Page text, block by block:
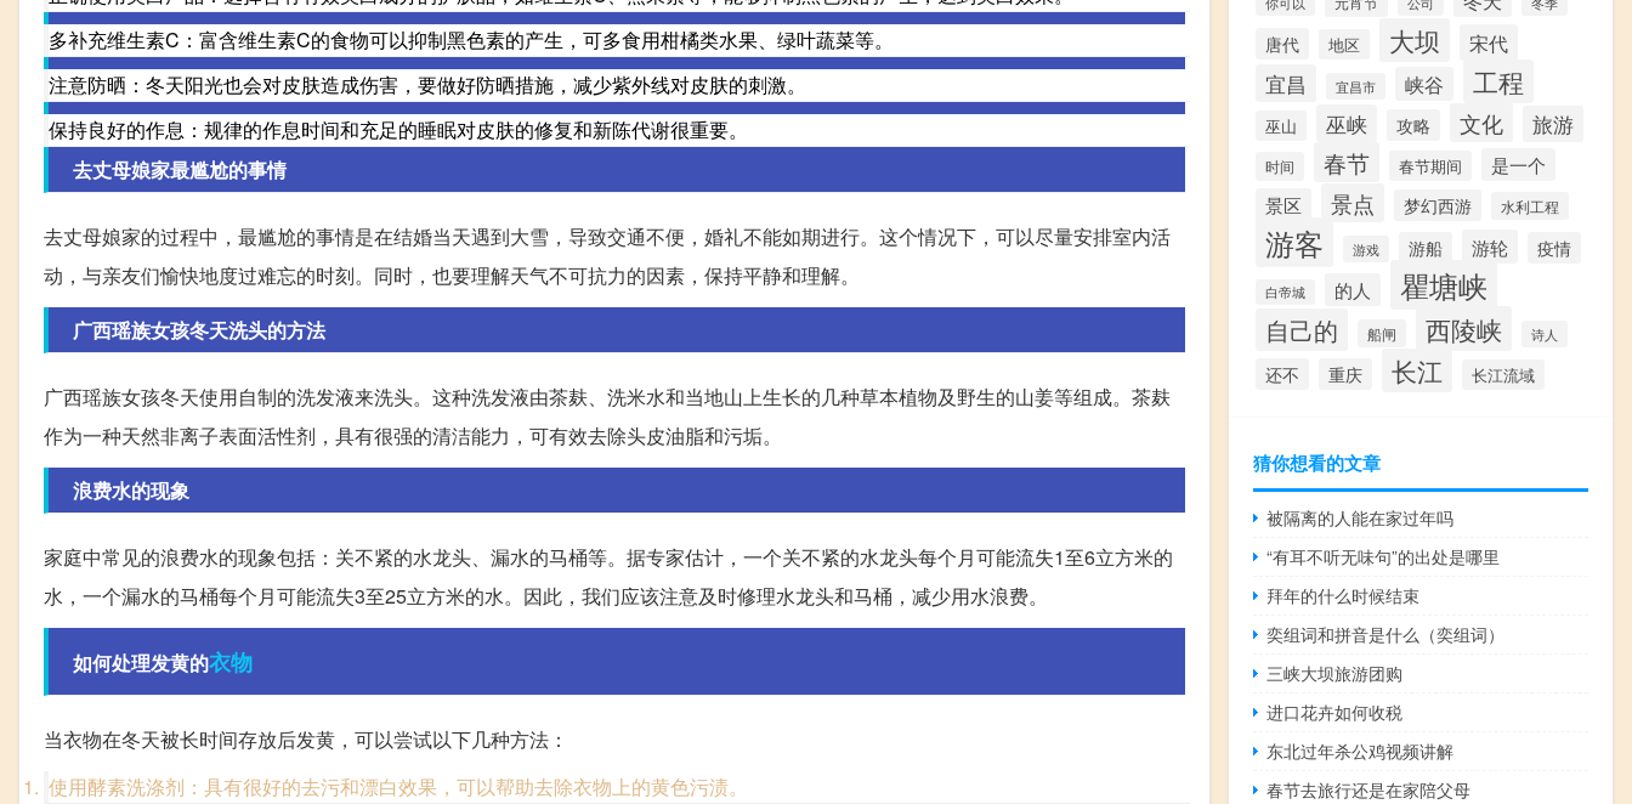
多补充维生素C：富含维生素C的食物可以抑制黑色素的产生，可多食用柑橘类水果、绿叶蔬菜等。
注意防晒：冬天阳光也会对皮肤造成伤害，要做好防晒措施，减少紫外线对皮肤的刺激。
保持良好的作息：规律的作息时间和充足的睡眠对皮肤的修复和新陈代谢很重要。
去丈母娘家最尴尬的事情
去丈母娘家的过程中，最尴尬的事情是在结婚当天遇到大雪，导致交通不便，婚礼不能如期进行。这个情况下，可以尽量安排室内活
动，与亲友们愉快地度过难忘的时刻。同时，也要理解天气不可抗力的因素，保持平静和理解。
广西瑶族女孩冬天洗头的方法
广西瑶族女孩冬天使用自制的洗发液来洗头。这种洗发液由茶麸、洗米水和当地山上生长的几种草本植物及野生的山姜等组成。茶麸
作为一种天然非离子表面活性剂，具有很强的清洁能力，可有效去除头皮油脂和污垢。
浪费水的现象
家庭中常见的浪费水的现象包括：关不紧的水龙头、漏水的马桶等。据专家估计，一个关不紧的水龙头每个月可能流失1至6立方米的
水，一个漏水的马桶每个月可能流失3至25立方米的水。因此，我们应该注意及时修理水龙头和马桶，减少用水浪费。
如何处理发黄的衣物
当衣物在冬天被长时间存放后发黄，可以尝试以下几种方法：
使用酵素洗涤剂：具有很好的去污和漂白效果，可以帮助去除衣物上的黄色污渍。
唐代 地区 大坝 宋代
宜昌 宜昌市 峡谷 工程
巫山 巫峡 攻略 文化 旅游
时间 春节 春节期间
是一个
景区
景点 梦幻西游 水利工程
游客 游戏 游船 游轮 疫情
白帝城 的人 瞿塘峡
自己的 船闸 西陵峡 诗人
还不 重庆 长江 长江流域
猜你想看的文章
被隔离的人能在家过年吗
“有耳不听无味句”的出处是哪里
拜年的什么时候结束
奕组词和拼音是什么（奕组词）
三峡大坝旅游团购
进口花卉如何收税
东北过年杀公鸡视频讲解
春节去旅行还是在家陪父母